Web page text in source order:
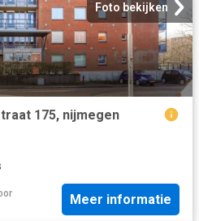
Foto bekijken
175, nijmegen
Meer informatie